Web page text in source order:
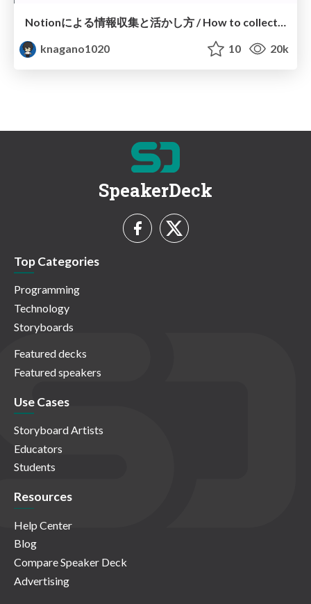
Notionによる情報収集と活かし方 / How to collect and utilize information by Notion
knagano1020
10 20k
SpeakerDeck
Top Categories
Programming
Technology
Storyboards
Featured decks
Featured speakers
Use Cases
Storyboard Artists
Educators
Students
Resources
Help Center
Blog
Compare Speaker Deck
Advertising